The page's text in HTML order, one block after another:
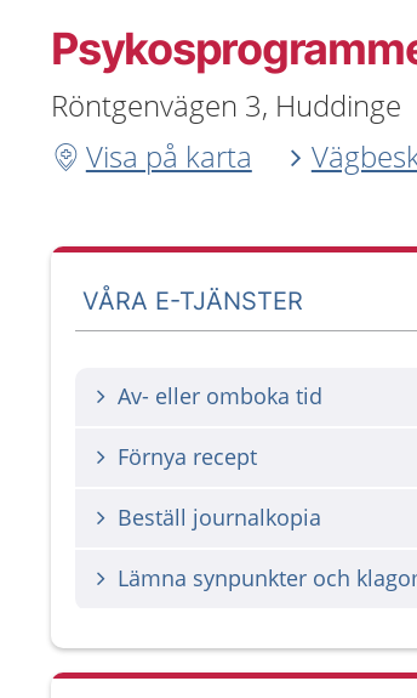
Röntgenvägen 3, Huddinge
Visa på karta
VÅRA E-TJÄNSTER
Av- eller omboka tid
Förnya recept
Beställ journalkopia